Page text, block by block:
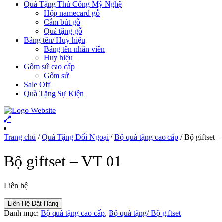
Quà Tặng Thủ Công Mỹ Nghệ
Hộp namecard gỗ
Cắm bút gỗ
Quà tặng gỗ
Bảng tên/ Huy hiệu
Bảng tên nhân viên
Huy hiệu
Gốm sứ cao cấp
Gốm sứ
Sale Off
Quà Tặng Sự Kiện
Trang chủ /Quà Tặng Đối Ngoại /Bộ quà tặng cao cấp / Bộ giftset
Bộ giftset – VT 01
Liên hệ
Liên Hệ Đặt Hàng
Danh mục: Bộ quà tặng cao cấp, Bộ quà tặng/ Bộ giftset